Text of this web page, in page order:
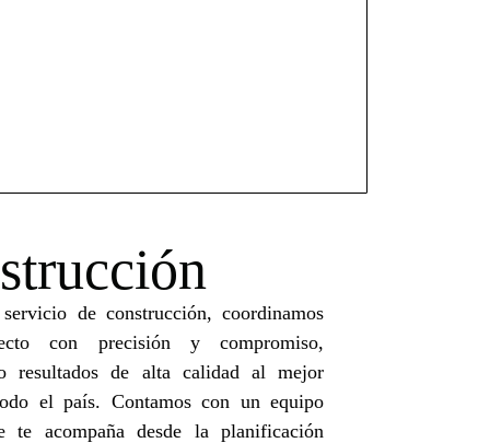
de construcción, coordinamos
con precisión y compromiso,
resultados de alta calidad al mejor
el país. Contamos con un equipo
te acompaña desde la planificación